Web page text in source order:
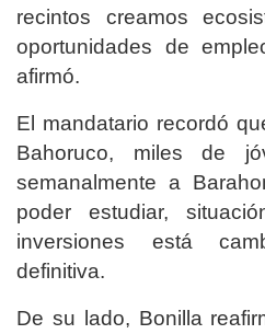
recintos creamos
oportunidades de
afirmó.
El mandatario recordó
Bahoruco, miles de
semanalmente a
poder estudiar,
inversiones está
definitiva.
De su lado, Bonilla